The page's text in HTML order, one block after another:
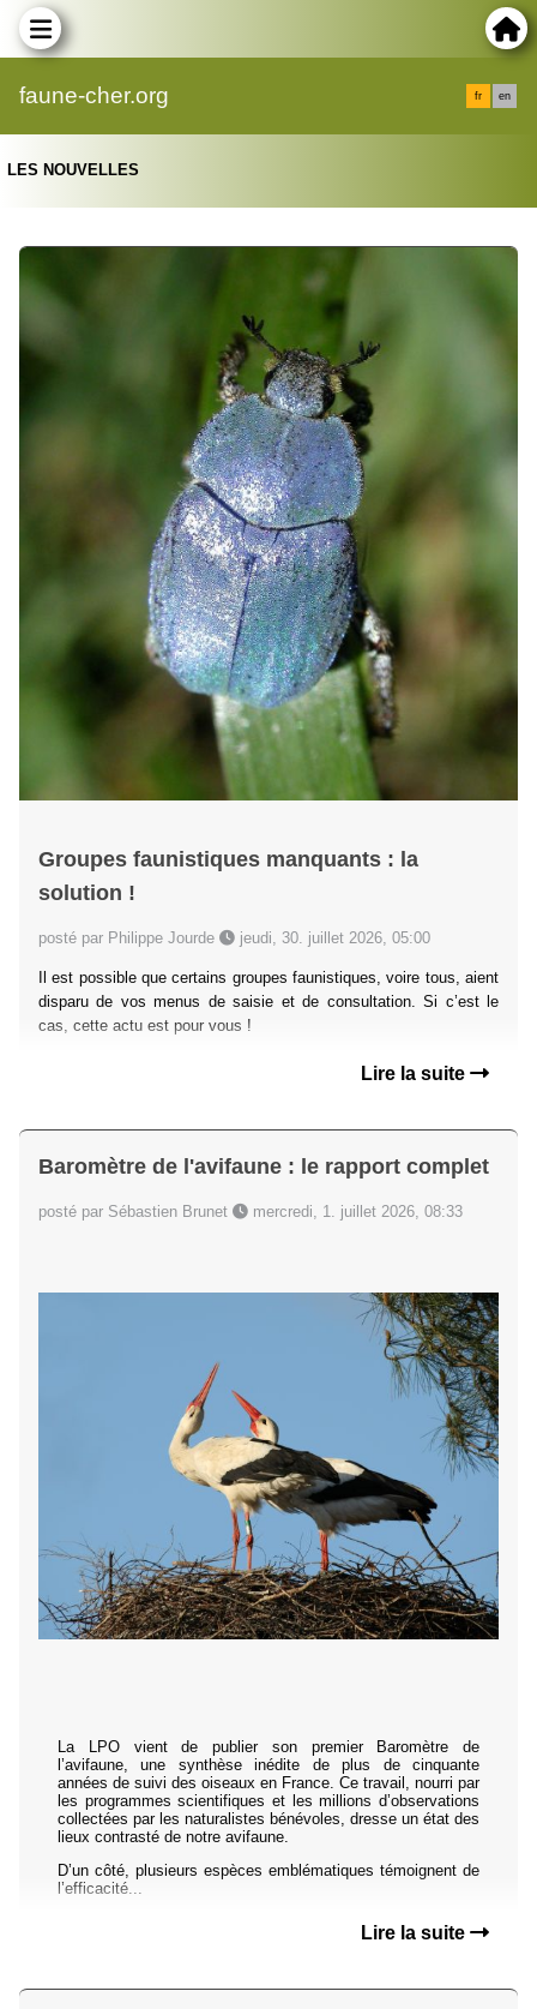
faune-cher.org fr en
LES NOUVELLES
Groupes faunistiques manquants : la
solution !
posté par Philippe Jourde jeudi, 30. juillet 2026, 05:00
Il est possible que certains groupes faunistiques, voire tous, aient
disparu de vos menus de saisie et de consultation. Si c’est le
cas, cette actu est pour vous !
Lire la suite
Baromètre de l'avifaune : le rapport complet
posté par Sébastien Brunet mercredi, 1. juillet 2026, 08:33
La LPO vient de publier son premier Baromètre de
l’avifaune, une synthèse inédite de plus de cinquante
années de suivi des oiseaux en France. Ce travail, nourri par
les programmes scientifiques et les millions d’observations
collectées par les naturalistes bénévoles, dresse un état des
lieux contrasté de notre avifaune.
D’un côté, plusieurs espèces emblématiques témoignent de
l’efficacité...
Lire la suite